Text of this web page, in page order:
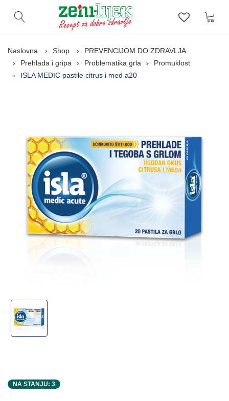
Otvori pretragu Lista
Naslovna Shop
PREVENCIJOM DO ZDRAVLJA
Prehlada i gripa
Problematika grla
Promuklost
ISLA MEDIC pastile citrus i med a20
NA STANJU: 3